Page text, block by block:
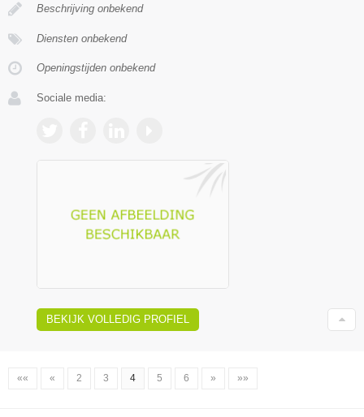
Beschrijving onbekend
Diensten onbekend
Openingstijden onbekend
Sociale media:
BEKIJK VOLLEDIG PROFIEL
«« « 2 3 4 5 6 » »»